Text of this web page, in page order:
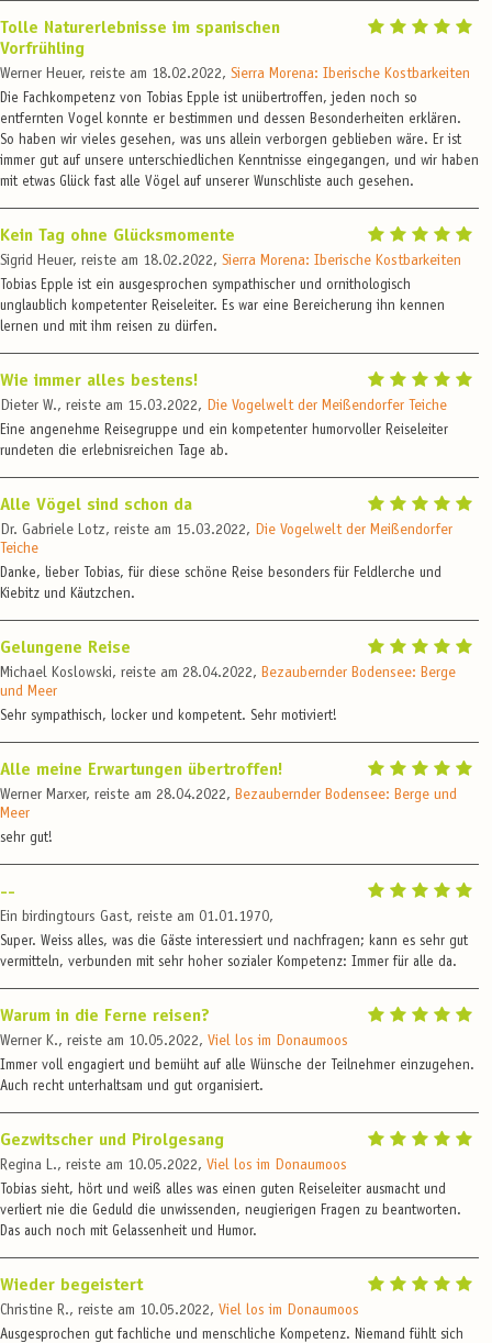
Tolle Naturerlebnisse im spanischen
Vorfrühling
Werner Heuer, reiste am 18.02.2022, Sierra Morena: Iberische Kostbarkeiten
Die Fachkompetenz von Tobias Epple ist unübertroffen, jeden noch so
entfernten Vogel konnte er bestimmen und dessen Besonderheiten erklären.
So haben wir vieles gesehen, was uns allein verborgen geblieben wäre. Er ist
immer gut auf unsere unterschiedlichen Kenntnisse eingegangen, und wir haben
mit etwas Glück fast alle Vögel auf unserer Wunschliste auch gesehen.
Kein Tag ohne Glücksmomente
Sigrid Heuer, reiste am 18.02.2022, Sierra Morena: Iberische Kostbarkeiten
Tobias Epple ist ein ausgesprochen sympathischer und ornithologisch
unglaublich kompetenter Reiseleiter. Es war eine Bereicherung ihn kennen
lernen und mit ihm reisen zu dürfen.
Wie immer alles bestens!
Dieter W., reiste am 15.03.2022, Die Vogelwelt der Meißendorfer Teiche
Eine angenehme Reisegruppe und ein kompetenter humorvoller Reiseleiter
rundeten die erlebnisreichen Tage ab.
Alle Vögel sind schon da
Dr. Gabriele Lotz, reiste am 15.03.2022, Die Vogelwelt der Meißendorfer
Teiche
Danke, lieber Tobias, für diese schöne Reise besonders für Feldlerche und
Kiebitz und Käutzchen.
Gelungene Reise
Michael Koslowski, reiste am 28.04.2022, Bezaubernder Bodensee: Berge
und Meer
Sehr sympathisch, locker und kompetent. Sehr motiviert!
Alle meine Erwartungen übertroffen!
Werner Marxer, reiste am 28.04.2022, Bezaubernder Bodensee: Berge und
Meer
sehr gut!
--
Ein birdingtours Gast, reiste am 01.01.1970,
Super. Weiss alles, was die Gäste interessiert und nachfragen; kann es sehr gut
vermitteln, verbunden mit sehr hoher sozialer Kompetenz: Immer für alle da.
Warum in die Ferne reisen?
Werner K., reiste am 10.05.2022, Viel los im Donaumoos
Immer voll engagiert und bemüht auf alle Wünsche der Teilnehmer einzugehen.
Auch recht unterhaltsam und gut organisiert.
Gezwitscher und Pirolgesang
Regina L., reiste am 10.05.2022, Viel los im Donaumoos
Tobias sieht, hört und weiß alles was einen guten Reiseleiter ausmacht und
verliert nie die Geduld die unwissenden, neugierigen Fragen zu beantworten.
Das auch noch mit Gelassenheit und Humor.
Wieder begeistert
Christine R., reiste am 10.05.2022, Viel los im Donaumoos
Ausgesprochen gut fachliche und menschliche Kompetenz. Niemand fühlt sich